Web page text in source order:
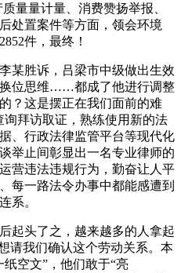
量量计量、消费赞扬举报、
处置案件等方面，领会环境
件，最终！
胜诉，吕梁市中级做出生效
位思维……都成了他进行调整
？这是摆正在我们面前的难
拜访取证，熟练使用新的法
、行政法律监管平台等现代化
举止间彰显出一名专业律师的
营违法违规行为，勤奋让人平
每一路法令办事中都能感遭到
系。
头了之，越来越多的人拿起
请我们确认这个劳动关系。本
空文”，他们敢于“亮